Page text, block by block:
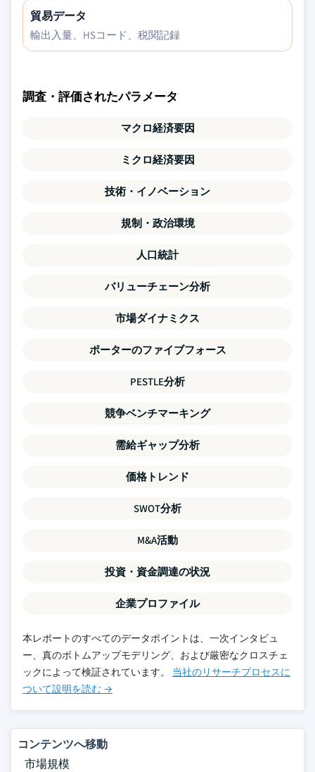
貿易データ
輸出入量、HSコード、税関記録
調査・評価されたパラメータ
マクロ経済要因
ミクロ経済要因
技術・イノベーション
規制・政治環境
人口統計
バリューチェーン分析
市場ダイナミクス
ポーターのファイブフォース
PESTLE分析
競争ベンチマーキング
需給ギャップ分析
価格トレンド
SWOT分析
M&A活動
投資・資金調達の状況
企業プロファイル
本レポートのすべてのデータポイントは、一次インタビュ
ー、真のボトムアップモデリング、および厳密なクロスチェ
ックによって検証されています。 当社のリサーチプロセスに
ついて設明を読む →
コンテンツへ移動
市場規模